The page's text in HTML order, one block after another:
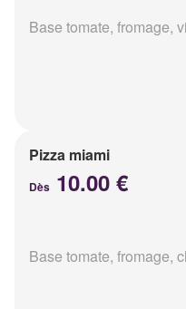
Base tomate, fromage,
Pizza miami
Dès 10.00 €
Base tomate, fromage,